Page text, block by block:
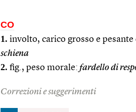
CO
1. involto, carico grosso e
schiena
2. fig., peso morale: fardello di
Correzioni e suggerimenti